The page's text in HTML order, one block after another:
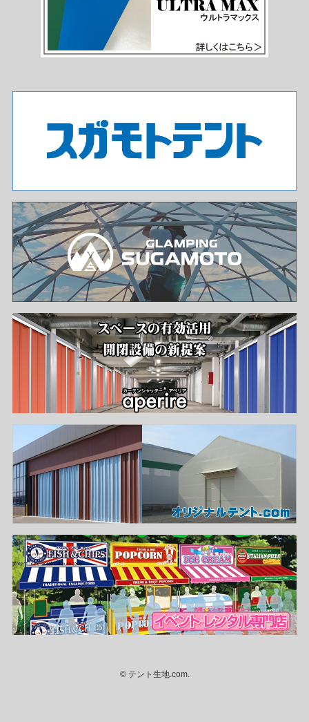
©テント生地.com.